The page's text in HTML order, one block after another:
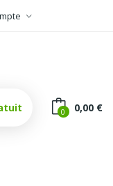
0 0,00 €